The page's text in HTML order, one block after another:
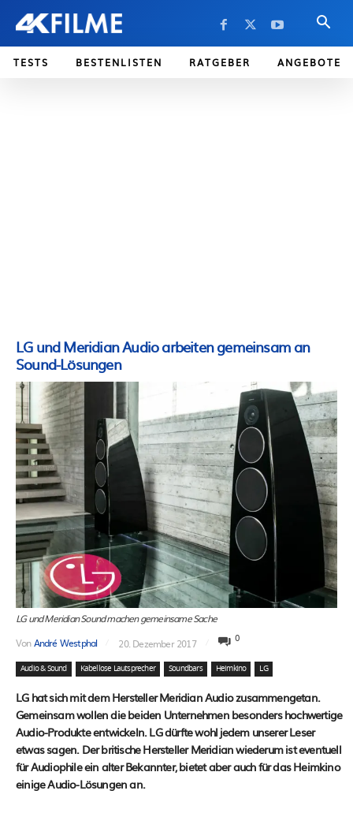
TESTS BESTENLISTEN RATGEBER ANGEBOTE
LG und Meridian Audio arbeiten gemeinsam an
Sound-Lösungen
LG und Meridian Sound machen gemeinsame Sache
VonAndré Westphal 20. Dezember 2017 0
Audio & Sound Kabellose Lautsprecher Soundbars Heimkino LG
LG hat sich mit dem Hersteller Meridian Audio zusammengetan.
Gemeinsam wollen die beiden Unternehmen besonders hochwertige
Audio-Produkte entwickeln. LG dürfte wohl jedem unserer Leser
etwas sagen. Der britische Hersteller Meridian wiederum ist eventuell
für Audiophile ein alter Bekannter, bietet aber auch für das Heimkino
einige Audio-Lösungen an.